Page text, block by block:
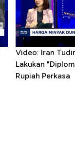
Video: Iran
Lakukan
Rupiah Perkasa